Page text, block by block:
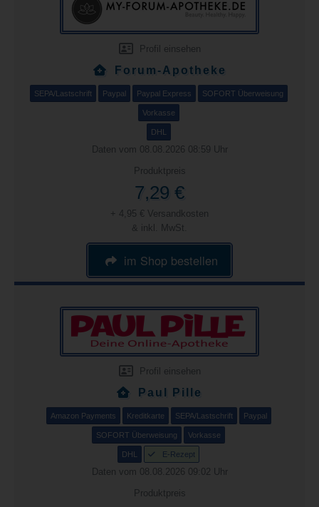
Profil einsehen
Forum-Apotheke
SEPA/Lastschrift Paypal Paypal Express SOFORT Überweisung
Vorkasse
DHL
Daten vom 08.08.2026 08:59 Uhr
Produktpreis
7,29 €
+ 4,95 € Versandkosten
& inkl. MwSt.
im Shop bestellen
Profil einsehen
Paul Pille
Amazon Payments Kreditkarte SEPA/Lastschrift Paypal
SOFORT Überweisung Vorkasse
DHL E-Rezept
Daten vom 08.08.2026 09:02 Uhr
Produktpreis